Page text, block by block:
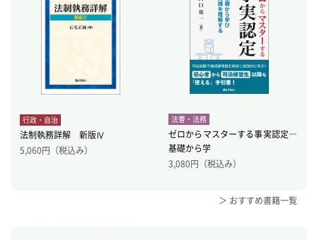
行政・自治
法制執務詳解 新版Ⅳ
5,060円（税込み）
法曹・法務
ゼロからマスターする事実認定―
基礎から学
3,080円（税込み）
＞ おすすめ書籍一覧